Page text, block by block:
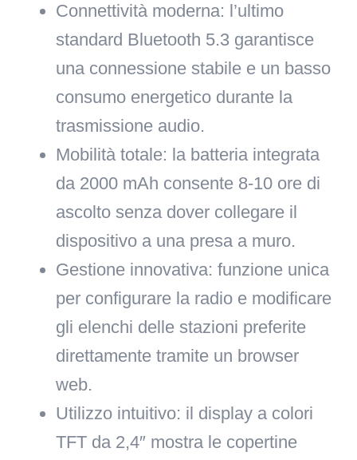
Connettività moderna: l’ultimo
standard Bluetooth 5.3 garantisce
una connessione stabile e un basso
consumo energetico durante la
trasmissione audio.
Mobilità totale: la batteria integrata
da 2000 mAh consente 8-10 ore di
ascolto senza dover collegare il
dispositivo a una presa a muro.
Gestione innovativa: funzione unica
per configurare la radio e modificare
gli elenchi delle stazioni preferite
direttamente tramite un browser
web.
Utilizzo intuitivo: il display a colori
TFT da 2,4″ mostra le copertine